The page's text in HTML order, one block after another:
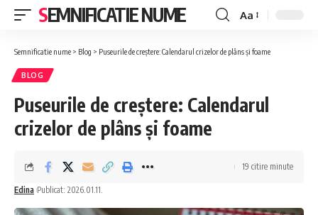
SEMNIFICATIE NUME
Font
Aa
Semnificatie nume > Blog > Puseurile de creștere: Calendarul crizelor de plâns și foame
BLOG
Puseurile de creștere: Calendarul
crizelor de plâns și foame
Edina Publicat: 2026.01.11.
19 citire minute